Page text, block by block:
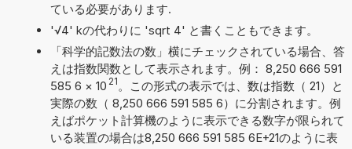
ている必要があります.
'√4' kの代わりに 'sqrt 4' と書くこともできます。
「科学的記数法の数」横にチェックされている場合、答
えは指数関数として表示されます。例： 8,250 666 591
585 6 × 10 21 。この形式の表示では、数は指数（ 21）と
実際の数（ 8,250 666 591 585 6）に分割されます。例
えばポケット計算機のように表示できる数字が限られて
いる装置の場合は8,250 666 591 585 6E+21のように表